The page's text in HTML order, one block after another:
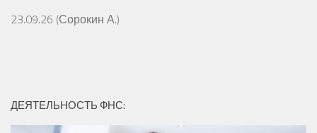
23.09.26 (Сорокин А.)
ДЕЯТЕЛЬНОСТЬ ФНС: